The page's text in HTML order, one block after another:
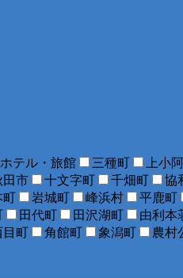
ホテル・旅館 三種町 上小
田市 十文字町 千畑町 協
町 岩城町 峰浜村 平鹿町
田代町 田沢湖町 由利本
目町 角館町 象潟町 農村